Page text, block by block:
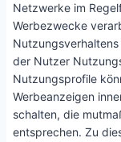
Netzwerke im
Werbezwecke
der Nutzer
Nutzungsprofile
Werbeanzeigen
schalten, die
entsprechen. Zu